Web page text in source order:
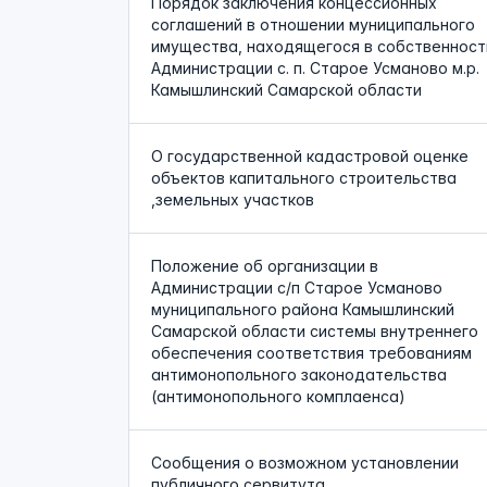
соглашений в отношении муниципального
имущества, находящегося в
Администрации с. п. Старое Усманово м.р.
Камышлинский Самарской области
О государственной кадастровой оценке
объектов капитального строительства
,земельных участков
Положение об организации в
Администрации с/п Старое Усманово
муниципального района Камышлинский
Самарской области системы внутреннего
обеспечения соответствия требованиям
антимонопольного законодательства
(антимонопольного комплаенса)
Сообщения о возможном установлении